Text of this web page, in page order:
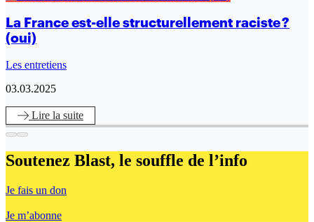
La France est-elle structurellement raciste ?
(oui)
Les entretiens
03.03.2025
Lire la suite
Soutenez Blast, le souffle de l’info
Je fais un don
Je m’abonne